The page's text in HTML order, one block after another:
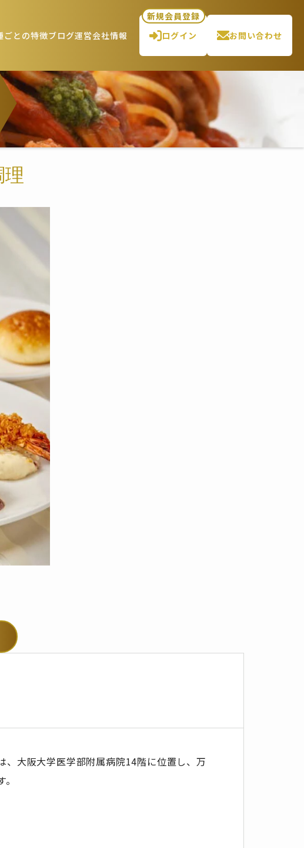
ごとの特徴ブログ運営会社情報
新規会員登録
ログイン
お問い合わせ
、大阪大学医学部附属病院14階に位置し、万